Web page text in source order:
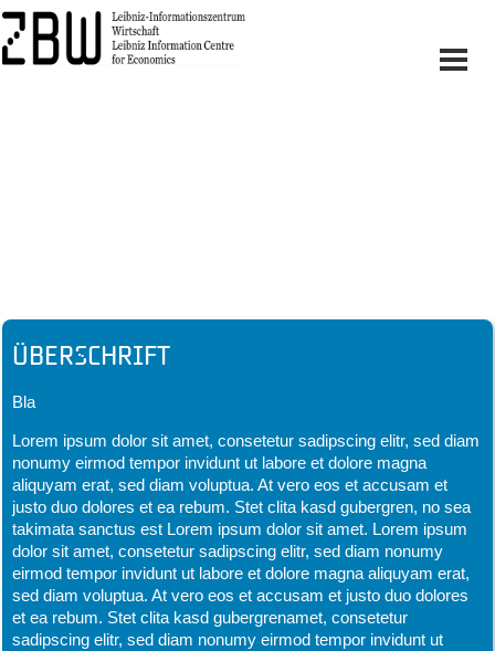
Überschrift
Bla
Lorem ipsum dolor sit amet, consetetur sadipscing elitr, sed diam
nonumy eirmod tempor invidunt ut labore et dolore magna
aliquyam erat, sed diam voluptua. At vero eos et accusam et
justo duo dolores et ea rebum. Stet clita kasd gubergren, no sea
takimata sanctus est Lorem ipsum dolor sit amet. Lorem ipsum
dolor sit amet, consetetur sadipscing elitr, sed diam nonumy
eirmod tempor invidunt ut labore et dolore magna aliquyam erat,
sed diam voluptua. At vero eos et accusam et justo duo dolores
et ea rebum. Stet clita kasd gubergrenamet, consetetur
sadipscing elitr, sed diam nonumy eirmod tempor invidunt ut